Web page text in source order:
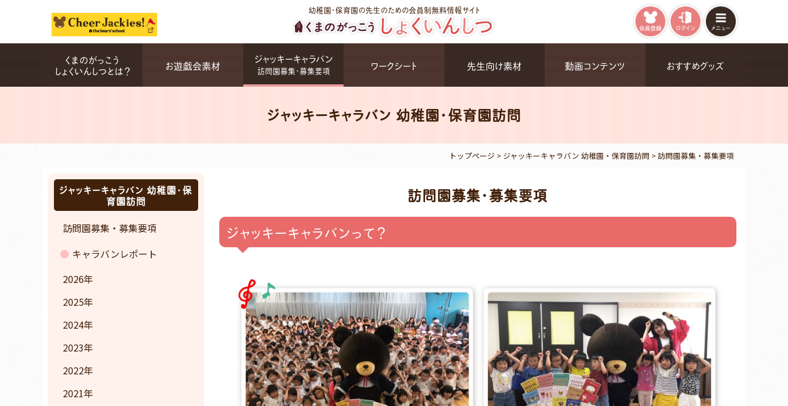
幼稚園・保育園の先生のための会員制無料情報サイト
くまのがっこう
しょくいんしつとは？ お遊戯会素材 ジャッキーキャラバン
訪問園募集・募集要項 ワークシート 先生向け素材 動画コンテンツ おすすめグッズ
ジャッキーキャラバン 幼稚園・保育園訪問
トップページ > ジャッキーキャラバン 幼稚園・保育園訪問 > 訪問園募集・募集要項
訪問園募集・募集要項
ジャッキーキャラバンって？
ジャッキーキャラバン 幼稚園・保
育園訪問
訪問園募集・募集要項
キャラバンレポート
2026
2025
2024
2023
2022
2021